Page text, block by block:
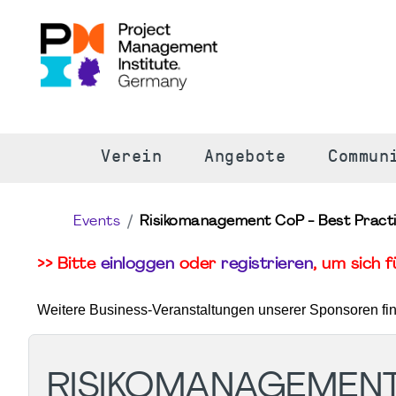
Verein Angebote
Events Risikomanagement CoP - Best
>> Bitte einloggen oder registrieren, um sich
Weitere Business-Veranstaltungen unserer Sponsoren